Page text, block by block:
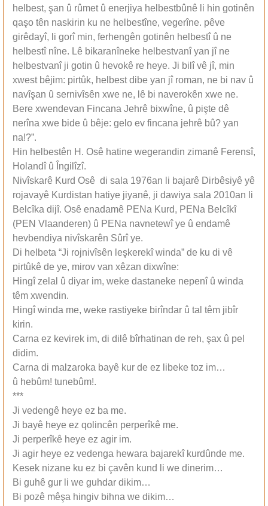
helbest, şan û rûmet û enerjiya helbestbûnê li hin gotinên
qaşo tên naskirin ku ne helbestîne, vegerîne. pêve
girêdayî, li gorî min, ferhengên gotinên helbestî û ne
helbestî nîne. Lê bikaranîneke helbestvanî yan jî ne
helbestvanî ji gotin û hevokê re heye. Ji bilî vê jî, min
xwest bêjim: pirtûk, helbest dibe yan jî roman, ne bi nav û
navîşan û sernivîsên xwe ne, lê bi naverokên xwe ne.
Bere xwendevan Fincana Jehrê bixwîne, û pişte dê
nerîna xwe bide û bêje: gelo ev fincana jehrê bû? yan
na!?”.
Hin helbestên H. Osê hatine wegerandin zimanê Ferensî,
Holandî û Îngilîzî.
Nivîskarê Kurd Osê di sala 1976an li bajarê Dirbêsiyê yê
rojavayê Kurdistan hatiye jiyanê, ji dawiya sala 2010an li
Belcîka dijî. Osê enadamê PENa Kurd, PENa Belcîkî
(PEN Vlaanderen) û PENa navnetewî ye û endamê
hevbendiya nivîskarên Sûrî ye.
Di helbeta “Ji rojnivîsên leşkerekî winda” de ku di vê
pirtûkê de ye, mirov van xêzan dixwîne:
Hingî zelal û diyar im, weke dastaneke nepenî û winda
têm xwendin.
Hingî winda me, weke rastiyeke birîndar û tal têm jibîr
kirin.
Carna ez kevirek im, di dilê bîrhatinan de reh, şax û pel
didim.
Carna di malzaroka bayê kur de ez libeke toz im…
û hebûm! tunebûm!.
***
Ji vedengê heye ez ba me.
Ji bayê heye ez qolincên perperîkê me.
Ji perperîkê heye ez agir im.
Ji agir heye ez vedenga hewara bajarekî kurdûnde me.
Kesek nizane ku ez bi çavên kund li we dinerim…
Bi guhê gur li we guhdar dikim…
Bi pozê mêşa hingiv bihna we dikim…